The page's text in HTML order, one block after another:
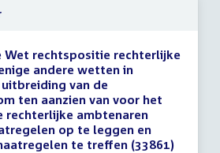
Wet rechtspositie rechterlijke
andere wetten in
van de
ten aanzien van voor het
rechterlijke ambtenaren
op te leggen en
te treffen (33861)